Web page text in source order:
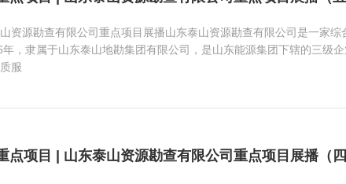
资源勘查有限公司重点项目展播山东泰山资源勘查有限公司是一家
，隶属于山东泰山地勘集团有限公司，是山东能源集团下辖的三级
服
点项目 | 山东泰山资源勘查有限公司重点项目展播（四